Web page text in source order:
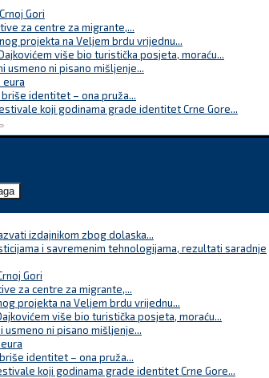
Gori
za centre za migrante,...
projekta na Veljem brdu vrijednu...
više bio turistička posjeta, moraću...
usmeno ni pisano mišljenje...
eura
briše identitet – ona pruža...
koji godinama grade identitet Crne Gore...
izdajnikom zbog dolaska...
i savremenim tehnologijama, rezultati saradnje
Gori
za centre za migrante,...
projekta na Veljem brdu vrijednu...
više bio turistička posjeta, moraću...
usmeno ni pisano mišljenje...
identitet – ona pruža...
koji godinama grade identitet Crne Gore...